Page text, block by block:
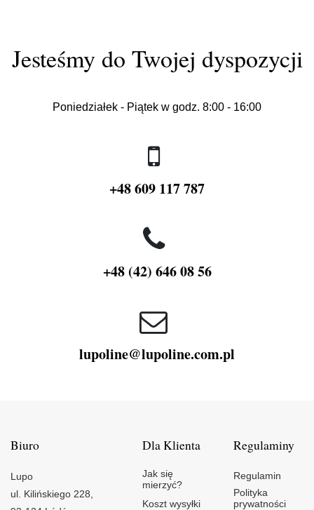
Jesteśmy do Twojej dyspozycji
Poniedziałek - Piątek w godz. 8:00 - 16:00
+48 609 117 787
+48 (42) 646 08 56
lupoline@lupoline.com.pl
Biuro
Lupo
ul. Kilińskiego 228,
Dla Klienta
Jak się
mierzyć?
Koszt wysyłki
Regulaminy
Regulamin
Polityka
prywatności